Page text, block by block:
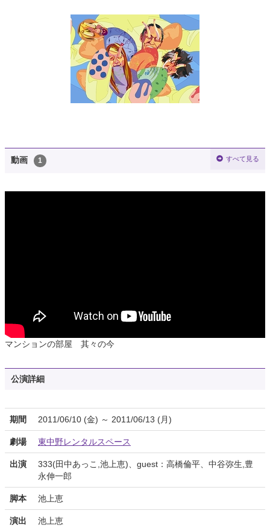
動画 1 すべて見る
マンションの部屋 其々の今
公演詳細
期間 2011/06/10 (金) ～ 2011/06/13 (月)
劇場 東中野レンタルスペース
出演
333(田中あっこ,池上恵)、guest：高橋倫平、中谷弥生,豊
永伸一郎
脚本 池上恵
演出 池上恵